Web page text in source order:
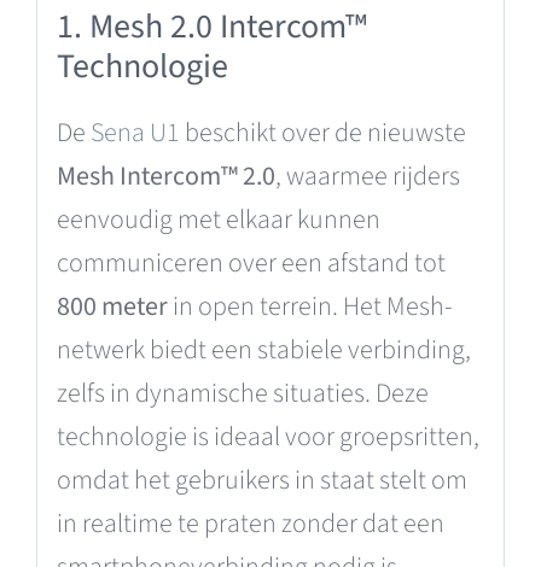
1. Mesh 2.0 Intercom™
Technologie
DeSena U1 beschikt over de nieuwste
Mesh Intercom™ 2.0, waarmee rijders
eenvoudig met elkaar kunnen
communiceren over een afstand tot
800 meterin open terrein. Het Mesh-
netwerk biedt een stabiele verbinding,
zelfs in dynamische situaties. Deze
technologie is ideaal voor groepsritten,
omdat het gebruikers in staat stelt om
in realtime te praten zonder dat een